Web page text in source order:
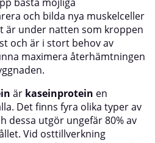
och bilda nya muskelceller
är under natten som kroppen
och är i stort behov av
maximera återhämtningen
är kaseinprotein en
Det finns fyra olika typer av
dessa utgör ungefär 80% av
Vid osttillverkning